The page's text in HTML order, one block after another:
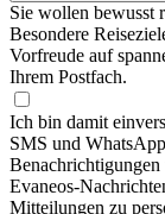
Sie wollen bewusst
Besondere
Vorfreude auf
Ihrem Postfach.
Ich bin damit
SMS und
Benachrichtigungen
Evaneos-
Mitteilungen zu